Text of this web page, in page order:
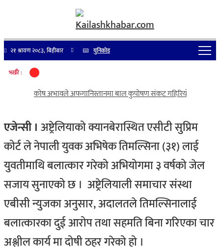
२१ श्रावण २०८३, बिहीबार युनिकोड
भर्खरै :
कोष अभावले अफगानिस्तानमा बाल कुपोषण संकट गहिरियो, लाखौँ
एजेन्सी । अष्ट्रेलियाको क्यानबेरास्थित एसीटी सुप्रिम
कोर्ट ले नेपाली युवक अभिषेक तिमल्सिना (३१) लाई
युवतीमाथि बलात्कार गरेको अभियोगमा ३ वर्षको जेल
सजाय सुनाएको छ । अष्ट्रेलियाली समाचार संस्था
एबीसी न्युजका अनुसार, अदालतले तिमल्सिनालाई
बलात्कारका दुई आरोप तथा सहमति बिना गरिएका चार
अश्लील कार्य मा दोषी ठहर गरेको हो ।